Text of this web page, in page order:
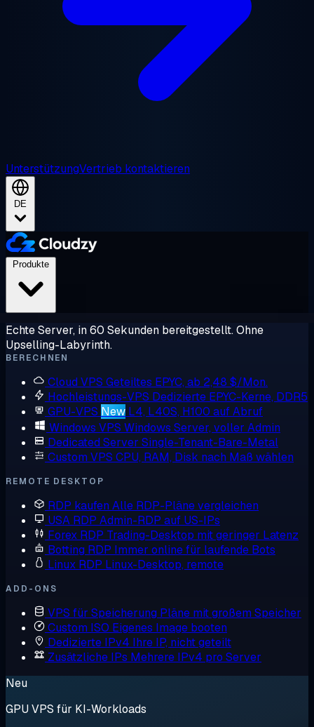
UnterstützungVertrieb kontaktieren
DE
Echte Server, in 60 Sekunden bereitgestellt. Ohne
Upselling-Labyrinth.
BERECHNEN
Cloud VPS Geteiltes EPYC, ab 2,48 $/Mon.
Hochleistungs-VPS Dedizierte EPYC-Kerne, DDR5
GPU-VPS New L4, L40S, H100 auf Abruf
Windows VPS Windows Server, voller Admin
Dedicated Server Single-Tenant-Bare-Metal
Custom VPS CPU, RAM, Disk nach Maß wählen
REMOTE DESKTOP
RDP kaufen Alle RDP-Pläne vergleichen
USA RDP Admin-RDP auf US-IPs
Forex RDP Trading-Desktop mit geringer Latenz
Botting RDP Immer online für laufende Bots
Linux RDP Linux-Desktop, remote
ADD-ONS
VPS für Speicherung Pläne mit großem Speicher
Custom ISO Eigenes Image booten
Dedizierte IPv4 Ihre IP, nicht geteilt
Zusätzliche IPs Mehrere IPv4 pro Server
Neu
GPU VPS für KI-Workloads